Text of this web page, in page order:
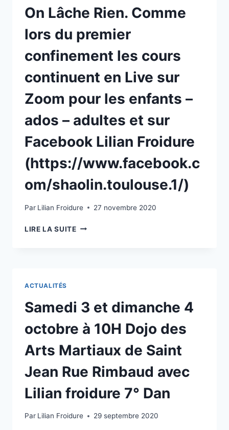
On Lâche Rien. Comme
lors du premier
confinement les cours
continuent en Live sur
Zoom pour les enfants –
ados – adultes et sur
Facebook Lilian Froidure
(https://www.facebook.c
om/shaolin.toulouse.1/)
Par Lilian Froidure 27 novembre 2020
LIRE LA SUITEON
CONFINEMENT
LES
COURS
CONTINUENT
LIVE
ZOOM
POUR
LES
–
ACTUALITÉS
Samedi 3 et dimanche 4
octobre à 10H Dojo des
Arts Martiaux de Saint
Jean Rue Rimbaud avec
Lilian froidure 7° Dan
Par Lilian Froidure 29 septembre 2020